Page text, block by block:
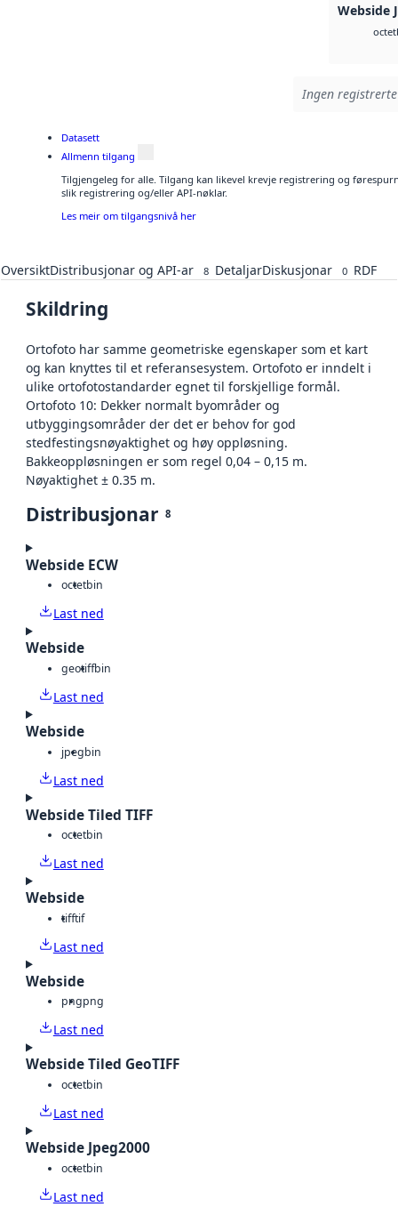
Webside
octet
Ingen
Datasett
Allmenn tilgang
Tilgjengeleg for alle. Tilgang kan likevel krevje registrering og
slik registrering og/eller API-nøklar.
Les meir om tilgangsnivå her
OversiktDistribusjonar og API-ar 8 DetaljarDiskusjonar 0 RDF
Skildring
Ortofoto har samme geometriske egenskaper som et kart
og kan knyttes til et referansesystem. Ortofoto er inndelt i
ulike ortofotostandarder egnet til forskjellige formål.
Ortofoto 10: Dekker normalt byområder og
utbyggingsområder der det er behov for god
stedfestingsnøyaktighet og høy oppløsning.
Bakkeoppløsningen er som regel 0,04 – 0,15 m.
Nøyaktighet ± 0.35 m.
Distribusjonar 8
Webside ECW
octetbin
Last ned
Webside
geotiffbin
Last ned
Webside
jpegbin
Last ned
Webside Tiled TIFF
octetbin
Last ned
Webside
tifftif
Last ned
Webside
pngpng
Last ned
Webside Tiled GeoTIFF
octetbin
Last ned
Webside Jpeg2000
octetbin
Last ned